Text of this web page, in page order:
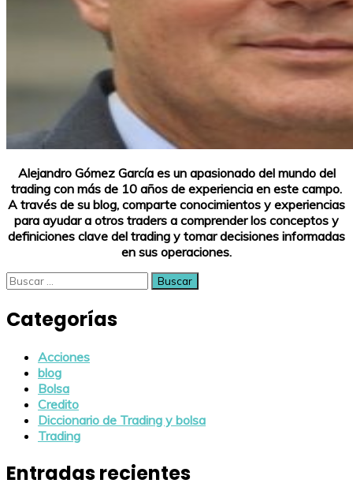
Alejandro Gómez García es un apasionado del mundo del
trading con más de 10 años de experiencia en este campo.
A través de su blog, comparte conocimientos y experiencias
para ayudar a otros traders a comprender los conceptos y
definiciones clave del trading y tomar decisiones informadas
en sus operaciones.
Buscar:
Categorías
Acciones
blog
Bolsa
Credito
Diccionario de Trading y bolsa
Trading
Entradas recientes